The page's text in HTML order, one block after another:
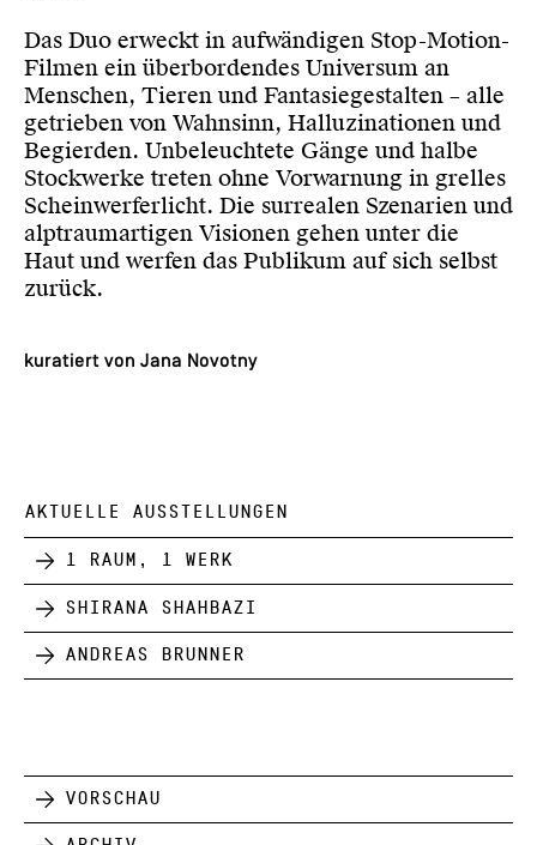
Das Duo erweckt in aufwändigen Stop-Motion-
Filmen ein überbordendes Universum an
Menschen, Tieren und Fantasiegestalten – alle
getrieben von Wahnsinn, Halluzinationen und
Begierden. Unbeleuchtete Gänge und halbe
Stockwerke treten ohne Vorwarnung in grelles
Scheinwerferlicht. Die surrealen Szenarien und
alptraumartigen Visionen gehen unter die
Haut und werfen das Publikum auf sich selbst
zurück.
kuratiert von Jana Novotny
AKTUELLE AUSSTELLUNGEN
1 Raum, 1 Werk
Shirana Shahbazi
Andreas Brunner
Vorschau